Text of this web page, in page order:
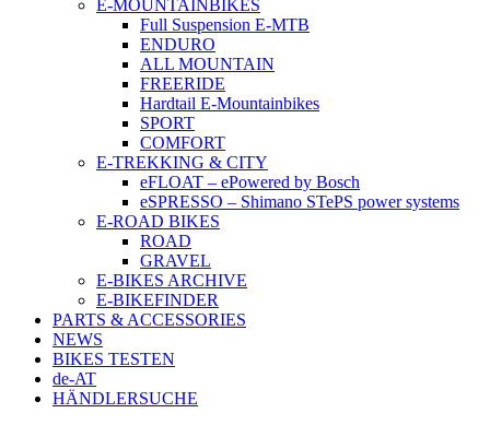
E-MOUNTAINBIKES
Full Suspension E-MTB
ENDURO
ALL MOUNTAIN
FREERIDE
Hardtail E-Mountainbikes
SPORT
COMFORT
E-TREKKING & CITY
eFLOAT – ePowered by Bosch
eSPRESSO – Shimano STePS power systems
E-ROAD BIKES
ROAD
GRAVEL
E-BIKES ARCHIVE
E-BIKEFINDER
PARTS & ACCESSORIES
NEWS
BIKES TESTEN
de-AT
HÄNDLERSUCHE